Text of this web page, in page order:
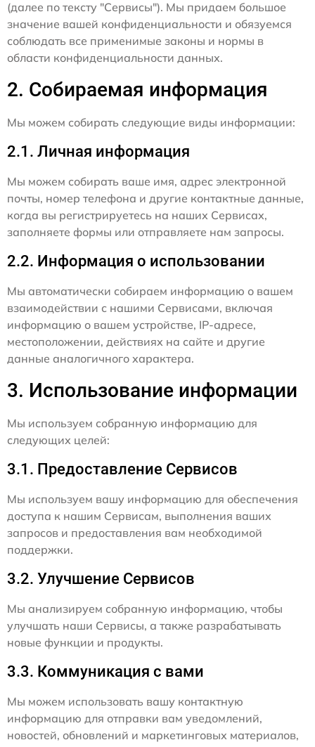
(далее по тексту "Сервисы"). Мы придаем большое
значение вашей конфиденциальности и обязуемся
соблюдать все применимые законы и нормы в
области конфиденциальности данных.
2. Собираемая информация
Мы можем собирать следующие виды информации:
2.1. Личная информация
Мы можем собирать ваше имя, адрес электронной
почты, номер телефона и другие контактные данные,
когда вы регистрируетесь на наших Сервисах,
заполняете формы или отправляете нам запросы.
2.2. Информация о использовании
Мы автоматически собираем информацию о вашем
взаимодействии с нашими Сервисами, включая
информацию о вашем устройстве, IP-адресе,
местоположении, действиях на сайте и другие
данные аналогичного характера.
3. Использование информации
Мы используем собранную информацию для
следующих целей:
3.1. Предоставление Сервисов
Мы используем вашу информацию для обеспечения
доступа к нашим Сервисам, выполнения ваших
запросов и предоставления вам необходимой
поддержки.
3.2. Улучшение Сервисов
Мы анализируем собранную информацию, чтобы
улучшать наши Сервисы, а также разрабатывать
новые функции и продукты.
3.3. Коммуникация с вами
Мы можем использовать вашу контактную
информацию для отправки вам уведомлений,
новостей, обновлений и маркетинговых материалов,